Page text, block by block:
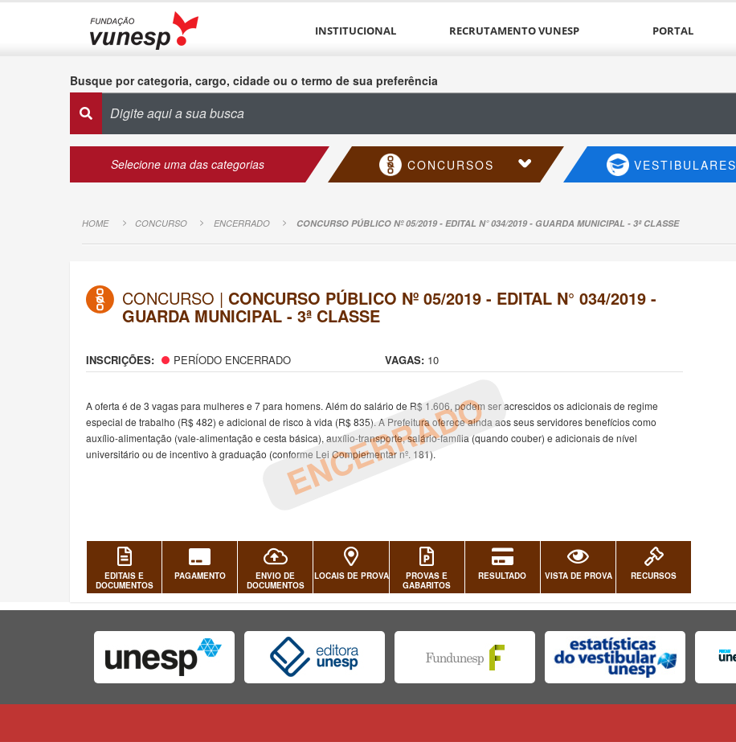
INSTITUCIONAL RECRUTAMENTO VUNESP PORTAL
Busque por categoria, cargo, cidade ou o termo de sua preferência
Selecione uma das categorias CONCURSOS VESTIBULARES
HOME CONCURSO ENCERRADO CONCURSO PÚBLICO Nº 05/2019 - EDITAL N° 034/2019 - GUARDA MUNICIPAL - 3ª CLASSE
CONCURSO | CONCURSO PÚBLICO Nº 05/2019 - EDITAL N° 034/2019 -
GUARDA MUNICIPAL - 3ª CLASSE
INSCRIÇÕES: PERÍODO ENCERRADO VAGAS:10
ENCERRADO
A oferta é de 3 vagas para mulheres e 7 para homens. Além do salário de R$ 1.606, podem ser acrescidos os adicionais de regime
especial de trabalho (R$ 482) e adicional de risco à vida (R$ 835). A Prefeitura oferece ainda aos seus servidores benefícios como
auxílio-alimentação (vale-alimentação e cesta básica), auxílio-transporte, salário-família (quando couber) e adicionais de nível
universitário ou de incentivo à graduação (conforme Lei Complementar nº. 181).
EDITAIS E
DOCUMENTOS
PAGAMENTO
ENVIO DE
DOCUMENTOS
LOCAIS DE PROVA
PROVAS E
GABARITOS
RESULTADO VISTA DE PROVA RECURSOS